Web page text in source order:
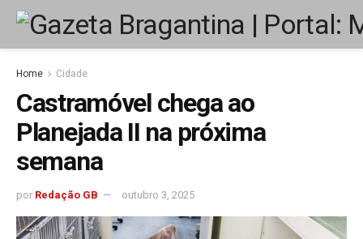
Home Cidade
Castramóvel chega ao
Planejada II na próxima
semana
por Redação GB outubro 3, 2025